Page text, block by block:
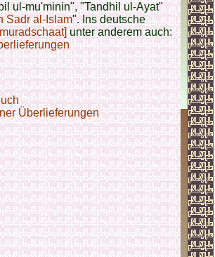
ul-mu'minin", "Tandhil ul-Ayat"
Sadr al-Islam". Ins deutsche
unter anderem auch:
Überlieferungen